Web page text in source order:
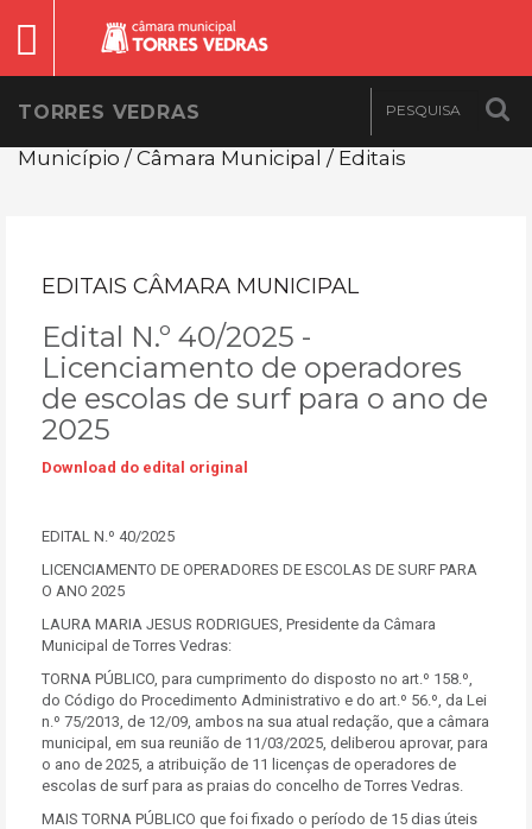
TORRES VEDRAS
Município / Câmara Municipal / Editais
EDITAIS CÂMARA MUNICIPAL
Edital N.º 40/2025 -
Licenciamento de operadores
de escolas de surf para o ano de
2025
Download do edital original
EDITAL N.º 40/2025
LICENCIAMENTO DE OPERADORES DE ESCOLAS DE SURF PARA
O ANO 2025
LAURA MARIA JESUS RODRIGUES, Presidente da Câmara
Municipal de Torres Vedras:
TORNA PÚBLICO, para cumprimento do disposto no art.º 158.º,
do Código do Procedimento Administrativo e do art.º 56.º, da Lei
n.º 75/2013, de 12/09, ambos na sua atual redação, que a câmara
municipal, em sua reunião de 11/03/2025, deliberou aprovar, para
o ano de 2025, a atribuição de 11 licenças de operadores de
escolas de surf para as praias do concelho de Torres Vedras.
MAIS TORNA PÚBLICO que foi fixado o período de 15 dias úteis